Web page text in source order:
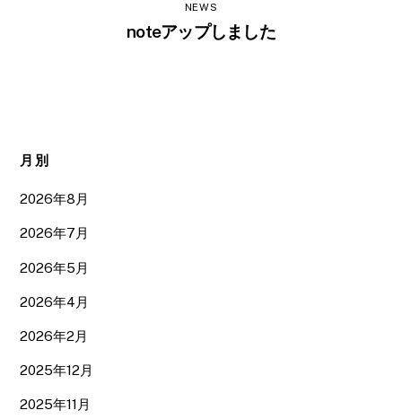
NEWS
noteアップしました
月別
2026年8月
2026年7月
2026年5月
2026年4月
2026年2月
2025年12月
2025年11月